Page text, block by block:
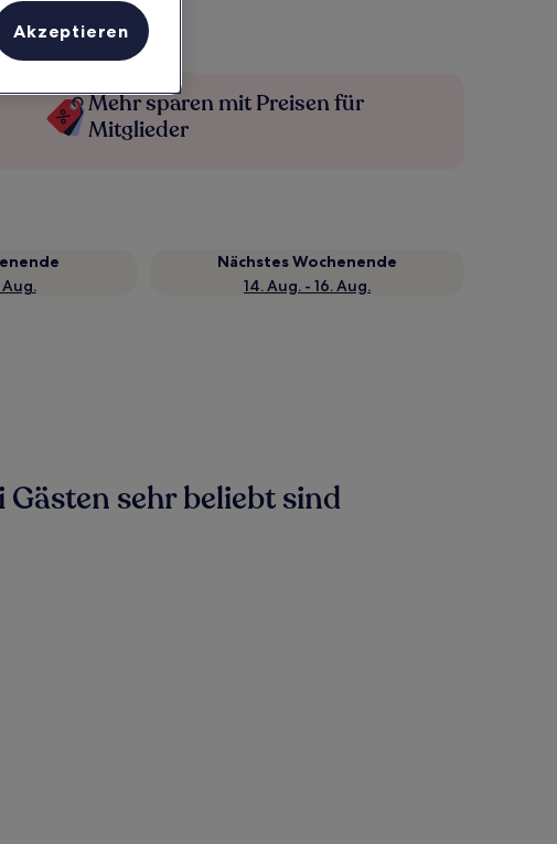
Mehr sparen mit Preisen für
Mitglieder
Aug.
Nächstes Wochenende
14. Aug. - 16. Aug.
sehr beliebt sind
Akzeptieren